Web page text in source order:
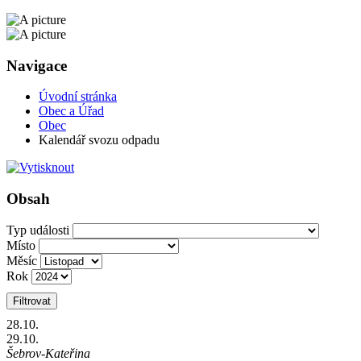
Navigace
Úvodní stránka
Obec a Úřad
Obec
Kalendář svozu odpadu
Obsah
Typ události
Místo
Měsíc
Rok
Filtrovat
28.10.
29.10.
Šebrov-Kateřina